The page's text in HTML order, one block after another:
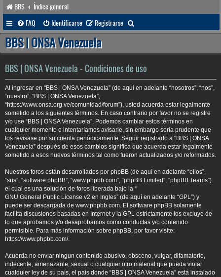
BBS
Índice general
FAQ
Identificarse Registrarse
u
a
r
BBS | ONSA Venezuela
BBS | ONSA Venezuela - Condiciones de uso
Al ingresar en “BBS | ONSA Venezuela” (de aquí en adelante “nosotros”, “nos”,
“nuestro”, “BBS | ONSA Venezuela”,
“https://www.onsa.org.ve/comunidad/forum”), usted acuerda estar legalmente
sometido a los siguientes términos. En caso contrario por favor no se registre
y/o use “BBS | ONSA Venezuela”. Podemos cambiar estos términos en
cualquier momento e intentaríamos avisarle, sin embargo sería prudente que
los revisase por su cuenta periódicamente. Seguir registrado a “BBS | ONSA
Venezuela” después de esos cambios significa que acuerda estar legalmente
sometido a esos nuevos términos tal como fueron actualizados y/o reformados.
Nuestros foros están desarrollados por phpBB (de aquí en adelante “ellos”,
“sus”, “software phpBB”, “www.phpbb.com”, “phpBB Limited”, “phpBB Teams”)
el cual es una solución de foros liberada bajo la “
GNU General Public License v2 en Ingles” (de aquí en adelante “GPL”) y
puede ser descargada de www.phpbb.com. El software phpBB solamente
facilita discusiones basadas en Internet y la GPL estrictamente los excluye de
lo que aprobamos y/o desaprobamos como conductas y/o contenido
permisible. Para más información sobre phpBB, por favor visite:
https://www.phpbb.com/.
Acuerda no enviar ningun contenido abusivo, obsceno, vulgar, difamatorio,
indecente, amenazante, sexual o cualquier otro material que pueda violar
cualquier ley de su país, el país donde “BBS | ONSA Venezuela” está instalado